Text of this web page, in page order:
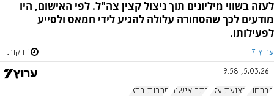
לעזה בשווי מיליונים תוך ניצול קצין צה"ל. לפי האישום, היו
מודעים לכך שהסחורה עלולה להגיע לידי חמאס ולסייע
לפעילותו.
ערוץ 7 1 דקות
5.03.26, 9:58
הברחות רצועת עזה כתב אישום חרבות ברזל